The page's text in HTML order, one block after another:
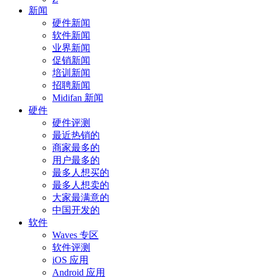
新闻
硬件新闻
软件新闻
业界新闻
促销新闻
培训新闻
招聘新闻
Midifan 新闻
硬件
硬件评测
最近热销的
商家最多的
用户最多的
最多人想买的
最多人想卖的
大家最满意的
中国开发的
软件
Waves 专区
软件评测
iOS 应用
Android 应用